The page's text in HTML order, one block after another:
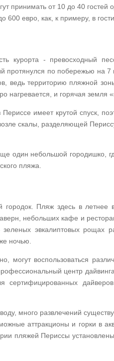
принимать от 10 до 40 гостей
600 евро, как, к примеру, в
курорта - превосходный
протянулся по побережью на 7
ведь территорию пляжной
нагревается, и горячая земля
имеет крутой спуск,
скалы, разделяющей
один небольшой городишко,
пляжа.
городок. Пляж здесь в
небольших кафе и
зеленых эвкалиптовых
ночью.
могут воспользоваться
центр
сертифицированных
много развлечений
аттракционы и горки в
пляжей Периссы